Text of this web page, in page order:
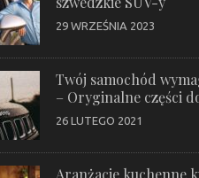
29 WRZEŚNIA 2023
Twój samochód
– Oryginalne części
26 LUTEGO 2021
Aranżacje kuchenne